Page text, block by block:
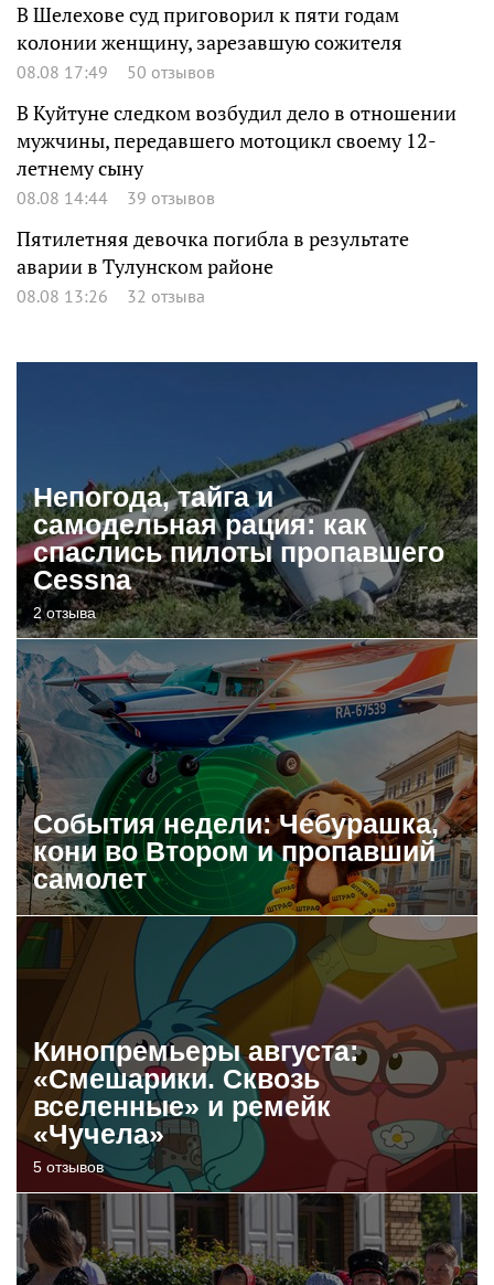
В Шелехове суд приговорил к пяти годам
колонии женщину, зарезавшую сожителя
08.08 17:49 50 отзывов
В Куйтуне следком возбудил дело в отношении
мужчины, передавшего мотоцикл своему 12-
летнему сыну
08.08 14:44 39 отзывов
Пятилетняя девочка погибла в результате
аварии в Тулунском районе
08.08 13:26 32 отзыва
Непогода, тайга и
самодельная рация: как
спаслись пилоты пропавшего
Cessna
2 отзыва
События недели: Чебурашка,
кони во Втором и пропавший
самолет
Кинопремьеры августа:
«Смешарики. Сквозь
вселенные» и ремейк
«Чучела»
5 отзывов